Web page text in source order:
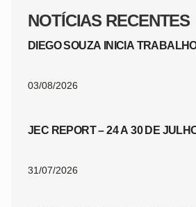
NOTÍCIAS RECENTES
DIEGO SOUZA INICIA
03/08/2026
JEC REPORT – 24 A 30 DE
31/07/2026